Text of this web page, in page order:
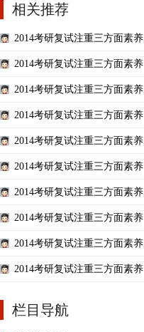
相关推荐
2014考研复试注重三方面素养
2014考研复试注重三方面素养
2014考研复试注重三方面素养
2014考研复试注重三方面素养
2014考研复试注重三方面素养
2014考研复试注重三方面素养
2014考研复试注重三方面素养
2014考研复试注重三方面素养
2014考研复试注重三方面素养
2014考研复试注重三方面素养
栏目导航